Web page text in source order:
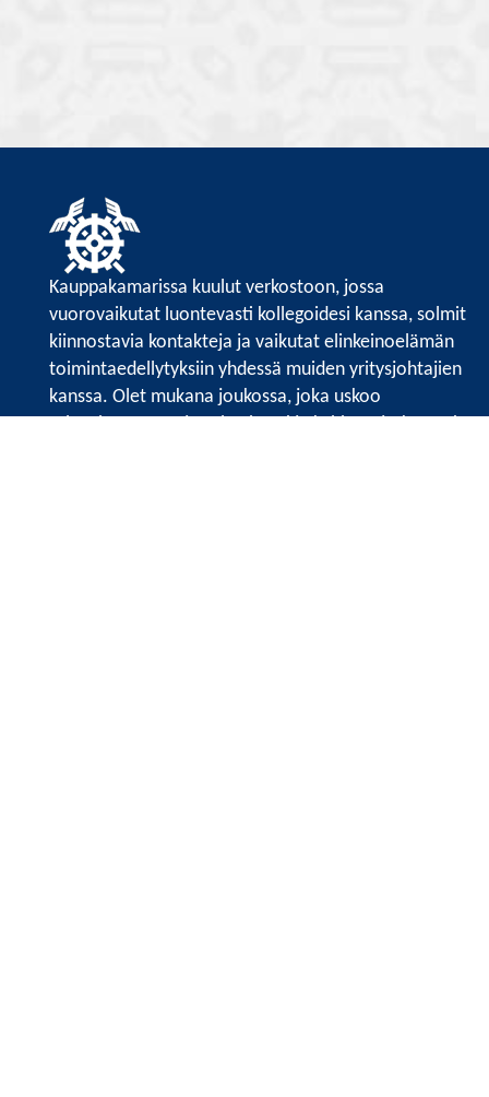
Kauppakamarissa kuulut verkostoon, jossa
vuorovaikutat luontevasti kollegoidesi kanssa, solmit
kiinnostavia kontakteja ja vaikutat elinkeinoelämän
toimintaedellytyksiin yhdessä muiden yritysjohtajien
kanssa. Olet mukana joukossa, joka uskoo